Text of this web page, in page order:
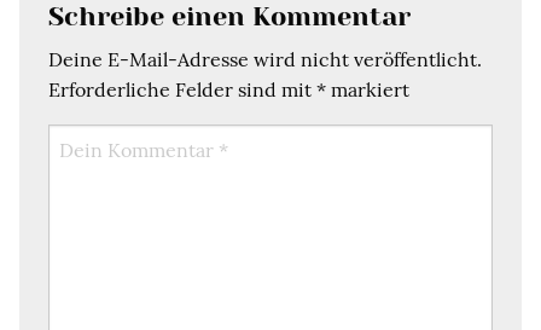
Schreibe einen Kommentar
Deine E-Mail-Adresse wird nicht veröffentlicht.
Erforderliche Felder sind mit * markiert